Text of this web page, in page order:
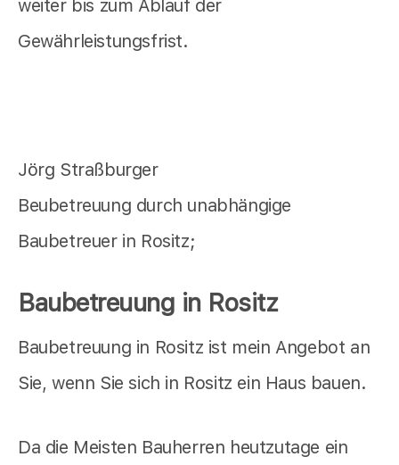
weiter bis zum Ablauf der
Gewährleistungsfrist.
Jörg Straßburger
Beubetreuung durch unabhängige
Baubetreuer in Rositz;
Baubetreuung in Rositz
Baubetreuung in Rositz ist mein Angebot an
Sie, wenn Sie sich in Rositz ein Haus bauen.
Da die Meisten Bauherren heutzutage ein